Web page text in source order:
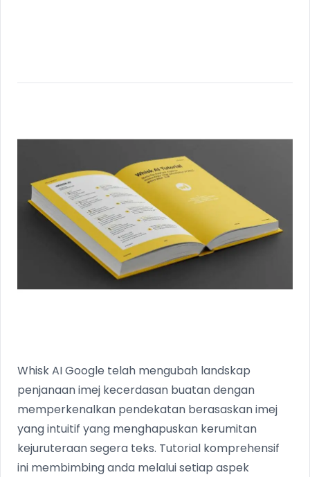
Whisk AI Google telah mengubah landskap
penjanaan imej kecerdasan buatan dengan
memperkenalkan pendekatan berasaskan imej
yang intuitif yang menghapuskan kerumitan
kejuruteraan segera teks. Tutorial komprehensif
ini membimbing anda melalui setiap aspek